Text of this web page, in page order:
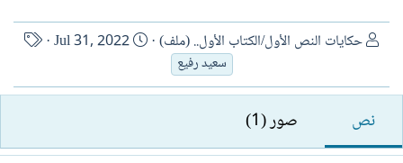
ا
ك
ت
ب
حكايات النص الأول/الكتاب الأول.. (ملف)
ت
ر
ا
Jul 31, 2022
ا
م
ك
سعيد رفيع
نص صور (1)